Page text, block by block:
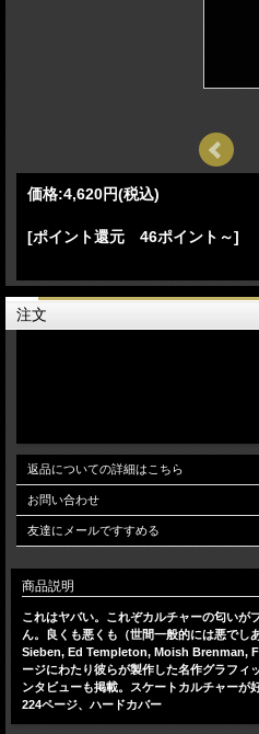
価格:4,620円(税込)
[ポイント還元 46ポイント～]
注文
返品についての詳細はこちら
お問い合わせ
友達にメールですすめる
商品説明
これはヤバい。これぞカルチャーの匂い
ん。良くも悪くも（世間一般的には悪で
Sieben, Ed Templeton, Moish Brenman,
ージにわたり彼らが製作した名作グラフ
ンタビューも掲載。スケートカルチャーが
224ページ、ハードカバー